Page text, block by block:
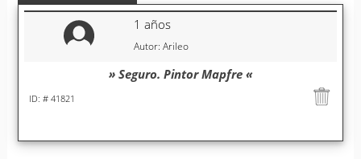
Autor: Arileo
1 años
ID: # 41821
» Seguro. Pintor Mapfre «